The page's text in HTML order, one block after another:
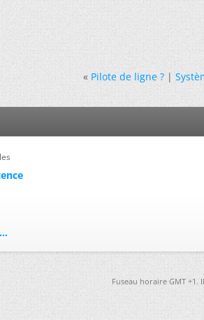
« Pilote de ligne ?|
Fuseau horaire GMT +1.